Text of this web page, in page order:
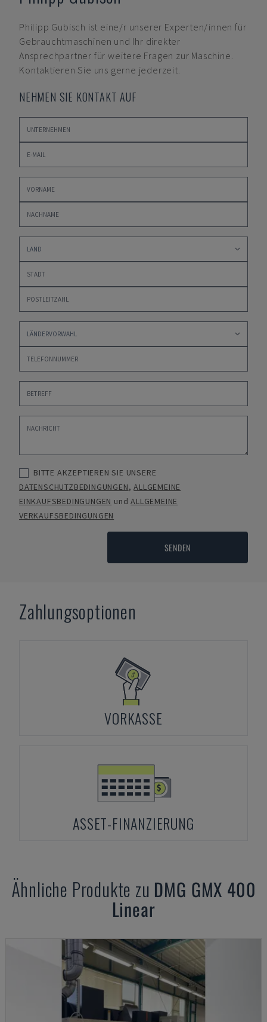
Philipp Gubisch ist eine/r unserer Experten/innen für
Gebrauchtmaschinen und Ihr direkter
Ansprechpartner für weitere Fragen zur Maschine.
Kontaktieren Sie uns gerne jederzeit.
NEHMEN SIE KONTAKT AUF
BITTE AKZEPTIEREN SIE UNSERE
DATENSCHUTZBEDINGUNGEN,ALLGEMEINE
EINKAUFSBEDINGUNGEN undALLGEMEINE
VERKAUFSBEDINGUNGEN
SENDEN
Zahlungsoptionen
VORKASSE
ASSET-FINANZIERUNG
Ähnliche Produkte zu DMG GMX 400
Linear